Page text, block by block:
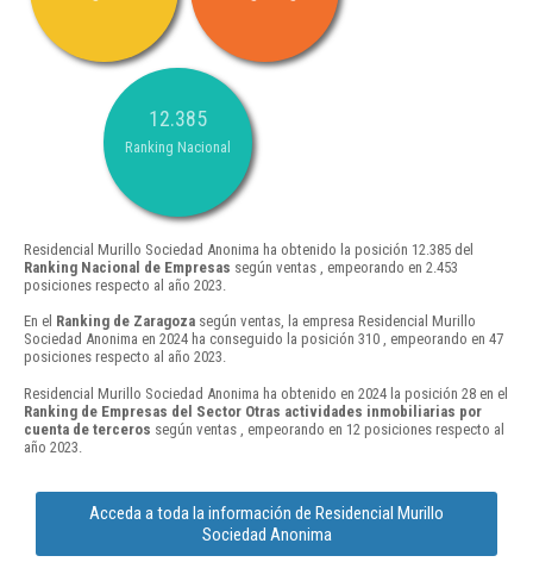
12.385
Ranking Nacional
Residencial Murillo Sociedad Anonima ha obtenido la posición 12.385 del
Ranking Nacional de Empresas según ventas , empeorando en 2.453
posiciones respecto al año 2023.
En el Ranking de Zaragoza según ventas, la empresa Residencial Murillo
Sociedad Anonima en 2024 ha conseguido la posición 310 , empeorando en 47
posiciones respecto al año 2023.
Residencial Murillo Sociedad Anonima ha obtenido en 2024 la posición 28 en el
Ranking de Empresas del Sector Otras actividades inmobiliarias por
cuenta de terceros según ventas , empeorando en 12 posiciones respecto al
año 2023.
Acceda a toda la información de Residencial Murillo
Sociedad Anonima